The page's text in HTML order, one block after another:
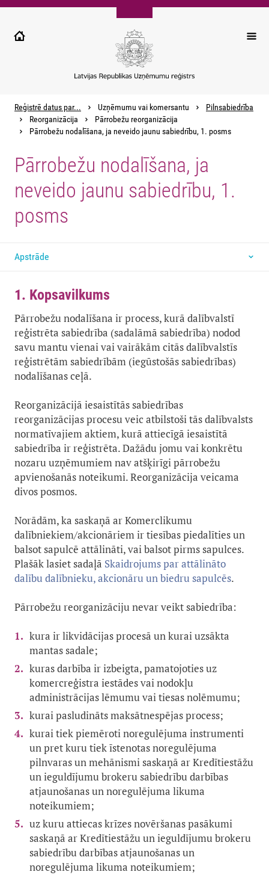
Pārlekt
galveno
Reģistrē datus par... Uzņēmumu vai komersantu
Pilnsabiedrība
Reorganizācija
Pārrobežu reorganizācija
Pārrobežu nodalīšana, ja neveido jaunu sabiedrību, 1. posms
Pārrobežu nodalīšana, ja
neveido jaunu sabiedrību, 1.
posms
Apstrāde
1. Kopsavilkums
Pārrobežu nodalīšana ir process, kurā dalībvalstī
reģistrēta sabiedrība (sadalāmā sabiedrība) nodod
savu mantu vienai vai vairākām citās dalībvalstīs
reģistrētām sabiedrībām (iegūstošās sabiedrības)
nodalīšanas ceļā.
Reorganizācijā iesaistītās sabiedrības
reorganizācijas procesu veic atbilstoši tās dalībvalsts
normatīvajiem aktiem, kurā attiecīgā iesaistītā
sabiedrība ir reģistrēta. Dažādu jomu vai konkrētu
nozaru uzņēmumiem nav atšķirīgi pārrobežu
apvienošanās noteikumi. Reorganizācija veicama
divos posmos.
Norādām, ka saskaņā ar Komerclikumu
dalībniekiem/akcionāriem ir tiesības piedalīties un
balsot sapulcē attālināti, vai balsot pirms sapulces.
Plašāk lasiet sadaļā Skaidrojums par attālināto
dalību dalībnieku, akcionāru un biedru sapulcēs.
Pārrobežu reorganizāciju nevar veikt sabiedrība:
kura ir likvidācijas procesā un kurai uzsākta
mantas sadale;
kuras darbība ir izbeigta, pamatojoties uz
komercreģistra iestādes vai nodokļu
administrācijas lēmumu vai tiesas nolēmumu;
kurai pasludināts maksātnespējas process;
kurai tiek piemēroti noregulējuma instrumenti
un pret kuru tiek īstenotas noregulējuma
pilnvaras un mehānismi saskaņā ar Kredītiestāžu
un ieguldījumu brokeru sabiedrību darbības
atjaunošanas un noregulējuma likuma
noteikumiem;
uz kuru attiecas krīzes novēršanas pasākumi
saskaņā ar Kredītiestāžu un ieguldījumu brokeru
sabiedrību darbības atjaunošanas un
noregulējuma likuma noteikumiem;